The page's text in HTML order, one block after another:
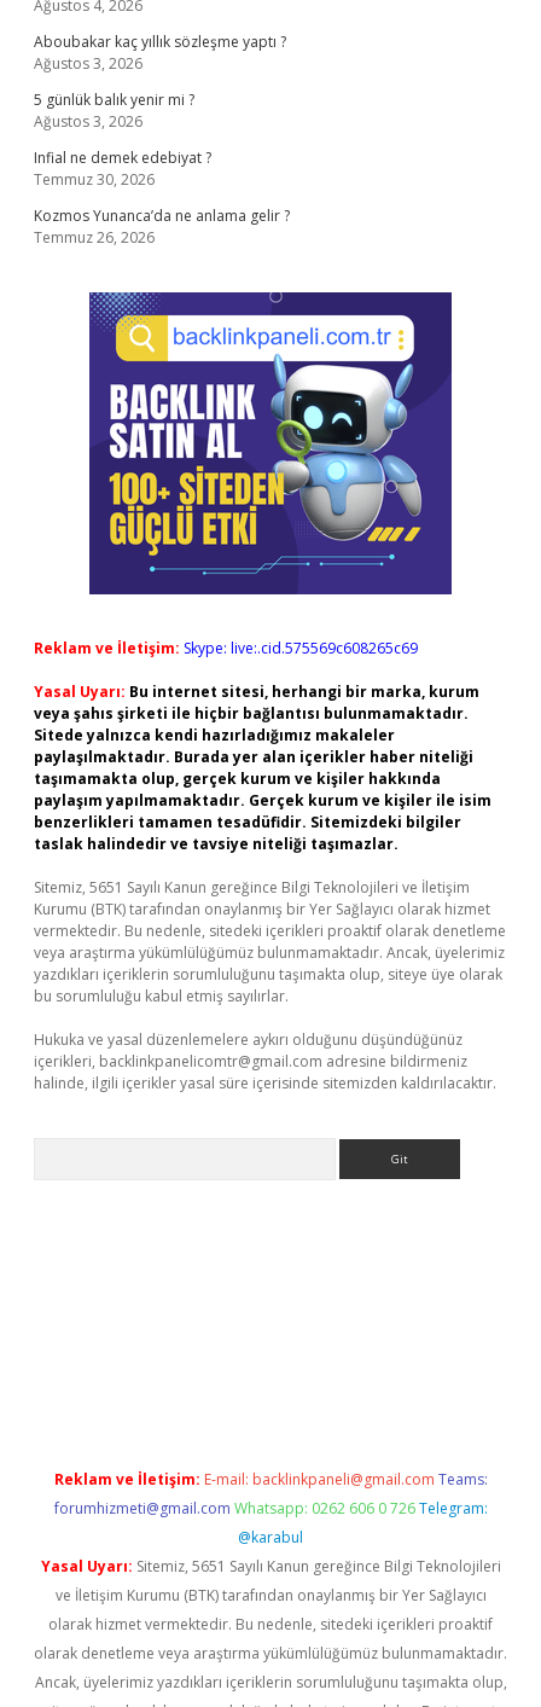
Ağustos 4, 2026
Aboubakar kaç yıllık sözleşme yaptı ?
Ağustos 3, 2026
5 günlük balık yenir mi ?
Ağustos 3, 2026
Infial ne demek edebiyat ?
Temmuz 30, 2026
Kozmos Yunanca’da ne anlama gelir ?
Temmuz 26, 2026
Reklam ve İletişim: Skype: live:.cid.575569c608265c69
Yasal Uyarı: Bu internet sitesi, herhangi bir marka, kurum
veya şahıs şirketi ile hiçbir bağlantısı bulunmamaktadır.
Sitede yalnızca kendi hazırladığımız makaleler
paylaşılmaktadır. Burada yer alan içerikler haber niteliği
taşımamakta olup, gerçek kurum ve kişiler hakkında
paylaşım yapılmamaktadır. Gerçek kurum ve kişiler ile isim
benzerlikleri tamamen tesadüfidir. Sitemizdeki bilgiler
taslak halindedir ve tavsiye niteliği taşımazlar.
Sitemiz, 5651 Sayılı Kanun gereğince Bilgi Teknolojileri ve İletişim
Kurumu (BTK) tarafından onaylanmış bir Yer Sağlayıcı olarak hizmet
vermektedir. Bu nedenle, sitedeki içerikleri proaktif olarak denetleme
veya araştırma yükümlülüğümüz bulunmamaktadır. Ancak, üyelerimiz
yazdıkları içeriklerin sorumluluğunu taşımakta olup, siteye üye olarak
bu sorumluluğu kabul etmiş sayılırlar.
Hukuka ve yasal düzenlemelere aykırı olduğunu düşündüğünüz
içerikleri, backlinkpanelicomtr@gmail.com adresine bildirmeniz
halinde, ilgili içerikler yasal süre içerisinde sitemizden kaldırılacaktır.
Reklam ve İletişim: E-mail: backlinkpaneli@gmail.com Teams:
forumhizmeti@gmail.com Whatsapp: 0262 606 0 726 Telegram:
@karabul
Yasal Uyarı: Sitemiz, 5651 Sayılı Kanun gereğince Bilgi Teknolojileri
ve İletişim Kurumu (BTK) tarafından onaylanmış bir Yer Sağlayıcı
olarak hizmet vermektedir. Bu nedenle, sitedeki içerikleri proaktif
olarak denetleme veya araştırma yükümlülüğümüz bulunmamaktadır.
Ancak, üyelerimiz yazdıkları içeriklerin sorumluluğunu taşımakta olup,